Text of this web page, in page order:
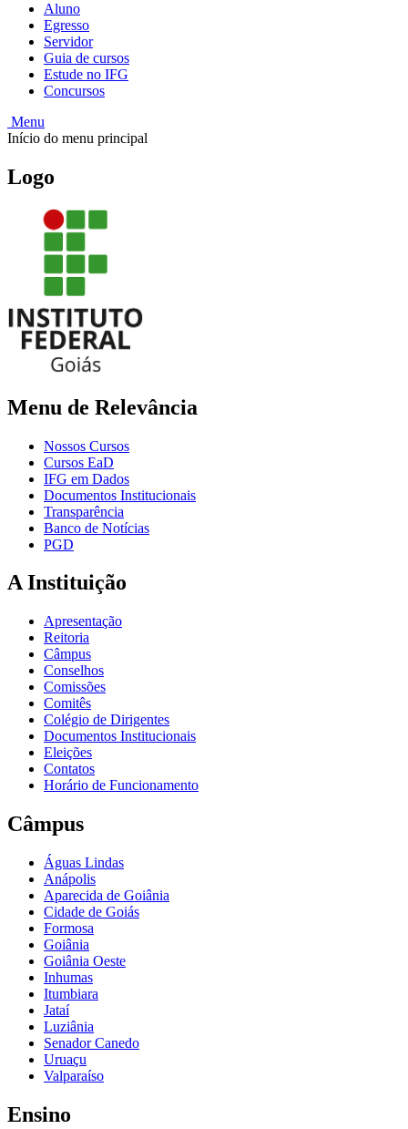
Aluno
Egresso
Servidor
Guia de cursos
Estude no IFG
Concursos
Menu
Início do menu principal
Logo
Menu de Relevância
Nossos Cursos
Cursos EaD
IFG em Dados
Documentos Institucionais
Transparência
Banco de Notícias
PGD
A Instituição
Apresentação
Reitoria
Câmpus
Conselhos
Comissões
Comitês
Colégio de Dirigentes
Documentos Institucionais
Eleições
Contatos
Horário de Funcionamento
Câmpus
Águas Lindas
Anápolis
Aparecida de Goiânia
Cidade de Goiás
Formosa
Goiânia
Goiânia Oeste
Inhumas
Itumbiara
Jataí
Luziânia
Senador Canedo
Uruaçu
Valparaíso
Ensino